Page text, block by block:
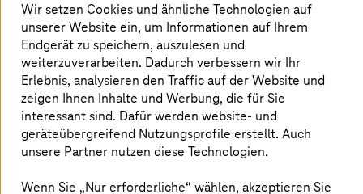
Betreiben Sie Workloads auf Plattformen, die in
Deutschland entwickelt und in zertifizierten
europäischen Rechenzentren gehostet werden.
Behalten Sie die Kontrolle über Ihre Daten und
erfüllen Sie die gesetzlichen Vorschriften.
Wir setzen Cookies und ähnliche Technologien auf
unserer Website ein, um Informationen auf Ihrem
Endgerät zu speichern, auszulesen und
weiterzuverarbeiten. Dadurch verbessern wir Ihr
Erlebnis, analysieren den Traffic auf der Website und
zeigen Ihnen Inhalte und Werbung, die für Sie
interessant sind. Dafür werden website- und
geräteübergreifend Nutzungsprofile erstellt. Auch
unsere Partner nutzen diese Technologien.
Wenn Sie „Nur erforderliche“ wählen, akzeptieren Sie